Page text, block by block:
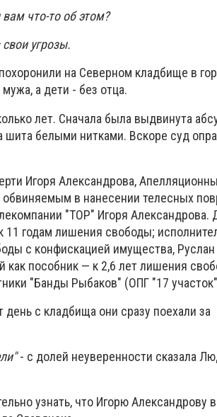
что-то об этом?
угрозы.
на Северном кладбище в
а дети - без отца.
лет. Сначала была выдвинута
белыми нитками. Вскоре суд
Игоря Александрова,
в нанесении телесных
"ТОР" Игоря Александрова.
11 годам лишения свободы;
с конфискацией имущества, Руслан
пособник — к 2,6 лет лишения
"Банды Рыбаков" (ОПГ "17
с кладбища они сразу поехали за
- с долей неуверенности сказала
узнать, что Игорю Александрову